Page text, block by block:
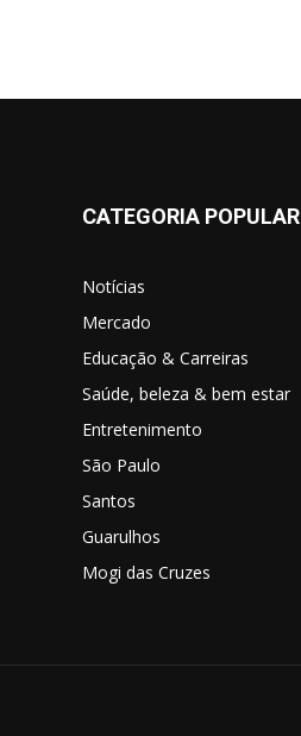
CATEGORIA POPULAR
Notícias
Mercado
Educação & Carreiras
Saúde, beleza & bem estar
Entretenimento
São Paulo
Santos
Guarulhos
Mogi das Cruzes